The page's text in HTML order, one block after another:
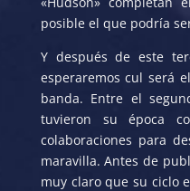
posible el que podría
Y después de este
esperaremos cul será
banda. Entre el
tuvieron su época
colaboraciones para
maravilla. Antes de
muy claro que su ciclo